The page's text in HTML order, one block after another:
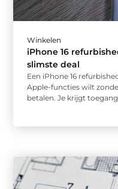
Winkelen
iPhone 16
slimste deal
Een iPhone 16
Apple-functies wilt
betalen. Je krijgt toegang